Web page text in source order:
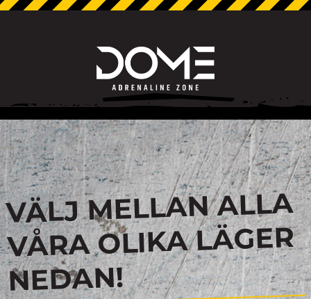
VÄLJ MELLAN ALLA
VÅRA OLIKA LÄGER
NEDAN!